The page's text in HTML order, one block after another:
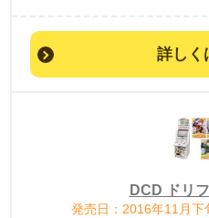
詳しく
DCD ドリ
発売日：2016年11月